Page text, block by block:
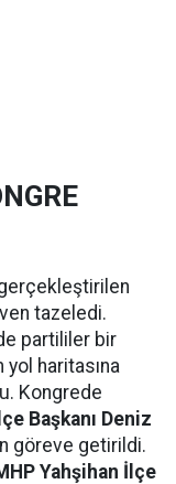
tazeledi.
partililer bir
haritasına
Kongrede
Başkanı Deniz
göreve getirildi.
Yahşihan İlçe